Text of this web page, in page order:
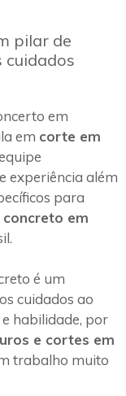
pilar de
cuidados
em
em corte em
experiência além
para
em
é um
cuidados ao
habilidade, por
e cortes em
trabalho muito